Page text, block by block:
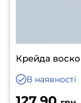
Крейда
В наявності